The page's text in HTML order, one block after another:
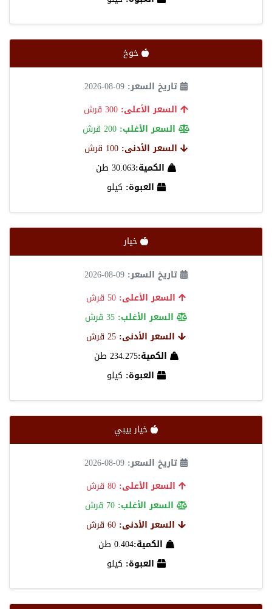
خوخ
تاريخ السعر: 09-08-2026
السعر الأعلى:
السعر الأغلب:
السعر الأدنى: 100 قرش
الكمية:30.063 طن
العبوة: كيلو
خيار
تاريخ السعر: 09-08-2026
السعر الأعلى: 50 قرش
السعر الأغلب: 35 قرش
السعر الأدنى:
الكمية:234.275 طن
العبوة: كيلو
خيار بيبي
تاريخ السعر: 09-08-2026
السعر الأعلى: 80 قرش
السعر الأغلب: 70 قرش
السعر الأدنى:
الكمية:0.404 طن
العبوة: كيلو